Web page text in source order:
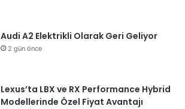
Audi A2 Elektrikli Olarak Geri Geliyor
2 gün önce
Lexus’ta LBX ve RX Performance Hybrid
Modellerinde Özel Fiyat Avantajı